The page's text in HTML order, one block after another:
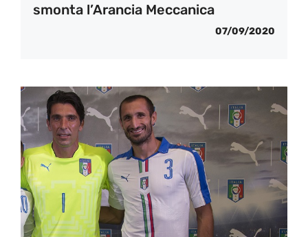
smonta l’Arancia Meccanica
07/09/2020